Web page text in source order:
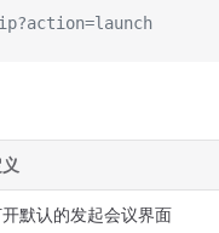
默认的发起会议界面